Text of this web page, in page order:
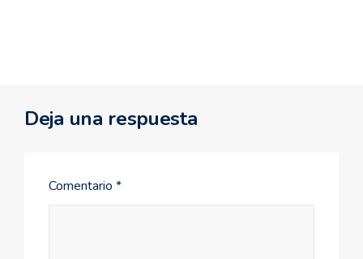
Deja una respuesta
Comentario *